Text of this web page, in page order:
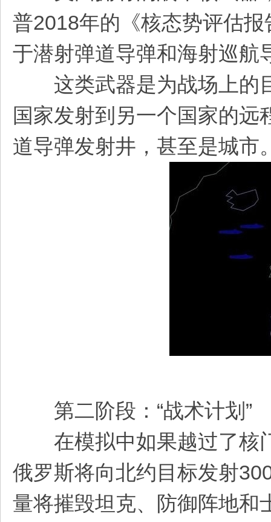
普2018年的《核态势评估
于潜射弹道导弹和海射巡航
这类武器是为战场上的目
国家发射到另一个国家的
道导弹发射井，甚至是城市
第二阶段：“战术计划”
在模拟中如果越过了核门
俄罗斯将向北约目标发射
量将摧毁坦克、防御阵地和